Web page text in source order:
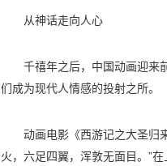
从神话走向人心
千禧年之后，中国动画迎来
们成为现代人情感的投射之所。
动画电影《西游记之大圣归
火，六足四翼，浑敦无面目。”